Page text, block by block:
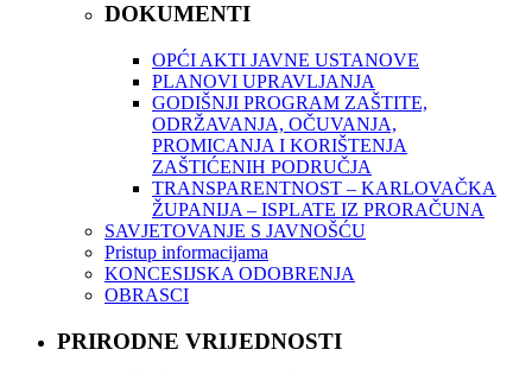
DOKUMENTI
OPĆI AKTI JAVNE USTANOVE
PLANOVI UPRAVLJANJA
GODIŠNJI PROGRAM ZAŠTITE,
ODRŽAVANJA, OČUVANJA,
PROMICANJA I KORIŠTENJA
ZAŠTIĆENIH PODRUČJA
TRANSPARENTNOST – KARLOVAČKA
ŽUPANIJA – ISPLATE IZ PRORAČUNA
SAVJETOVANJE S JAVNOŠĆU
Pristup informacijama
KONCESIJSKA ODOBRENJA
OBRASCI
PRIRODNE VRIJEDNOSTI